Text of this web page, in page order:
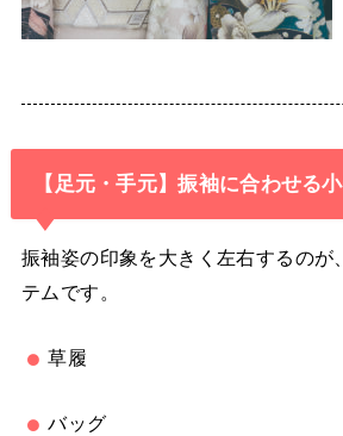
【足元・手元】振袖に合わせる
振袖姿の印象を大きく左右するのが
テムです。
草履
バッグ